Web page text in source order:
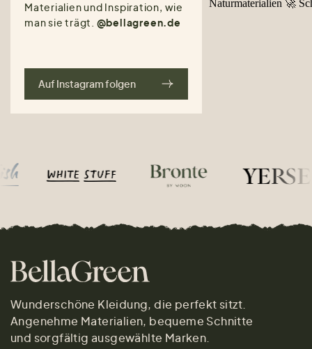
Materialien und Inspiration, wie
man sie trägt. @bellagreen.de
Auf Instagram folgen
Wunderschöne Kleidung, die perfekt sitzt.
Angenehme Materialien, bequeme Schnitte
und sorgfältig ausgewählte Marken.